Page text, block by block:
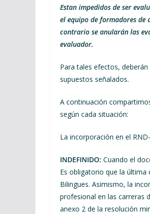
Estan impedidos de ser
el equipo de formadores de
contrario se anularán las
evaluador.
Para tales efectos,
supuestos señalados.
A continuación
según cada situación:
La incorporación en el
INDEFINIDO: Cuando el
Es obligatorio que la última
Bilingues. Asimismo, la
profesional en las carreras
anexo 2 de la resolución